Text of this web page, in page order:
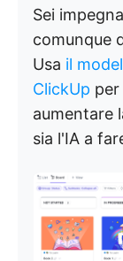
Sei
comunque
Usa il
ClickUp
aumentare
sia l'IA a